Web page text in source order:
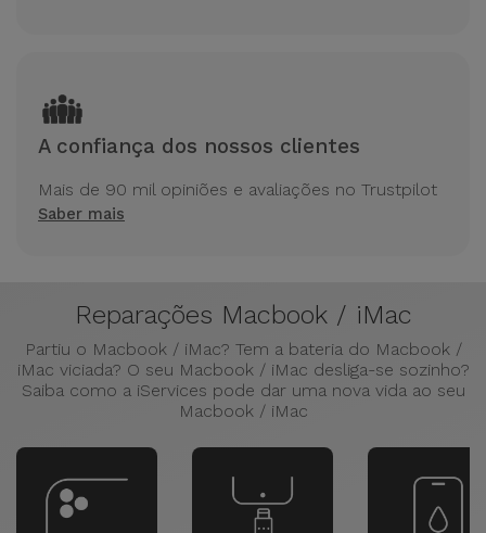
A confiança dos nossos clientes
Mais de 90 mil opiniões e avaliações no Trustpilot
Saber mais
Reparações Macbook / iMac
Partiu o Macbook / iMac? Tem a bateria do Macbook /
iMac viciada? O seu Macbook / iMac desliga-se sozinho?
Saiba como a iServices pode dar uma nova vida ao seu
Macbook / iMac